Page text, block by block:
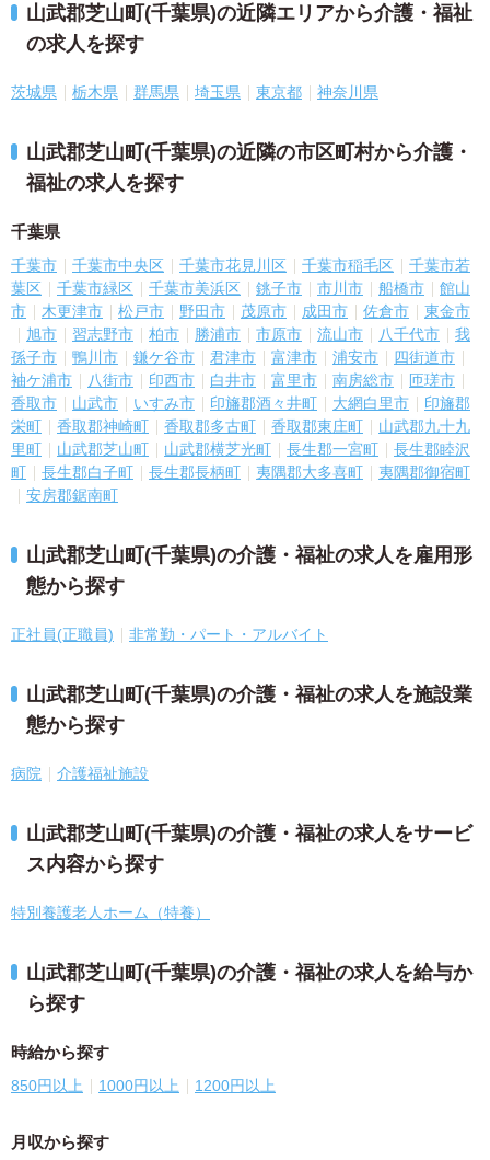
山武郡芝山町(千葉県)の近隣エリアから介護・福祉
の求人を探す
茨城県 栃木県 群馬県 埼玉県 東京都 神奈川県
山武郡芝山町(千葉県)の近隣の市区町村から介護・
福祉の求人を探す
千葉県
千葉市 千葉市中央区 千葉市花見川区 千葉市稲毛区
千葉市若
葉区
千葉市緑区 千葉市美浜区 銚子市 市川市 船橋市
館山
市
木更津市 松戸市 野田市 茂原市 成田市 佐倉市
東金市
旭市
習志野市 柏市 勝浦市 市原市 流山市 八千代市
我
孫子市
鴨川市 鎌ケ谷市 君津市 富津市 浦安市
四街道市
袖ケ浦市
八街市 印西市 白井市 富里市 南房総市
匝瑳市
香取市
山武市 いすみ市 印旛郡酒々井町 大網白里市
印旛郡
栄町
香取郡神崎町 香取郡多古町 香取郡東庄町
山武郡九十九
里町
山武郡芝山町 山武郡横芝光町 長生郡一宮町
長生郡睦沢
町
長生郡白子町 長生郡長柄町 夷隅郡大多喜町
夷隅郡御宿町
安房郡鋸南町
山武郡芝山町(千葉県)の介護・福祉の求人を雇用形
態から探す
正社員(正職員) 非常勤・パート・アルバイト
山武郡芝山町(千葉県)の介護・福祉の求人を施設業
態から探す
病院 介護福祉施設
山武郡芝山町(千葉県)の介護・福祉の求人をサービ
ス内容から探す
特別養護老人ホーム（特養）
山武郡芝山町(千葉県)の介護・福祉の求人を給与か
ら探す
時給から探す
850円以上 1000円以上 1200円以上
月収から探す